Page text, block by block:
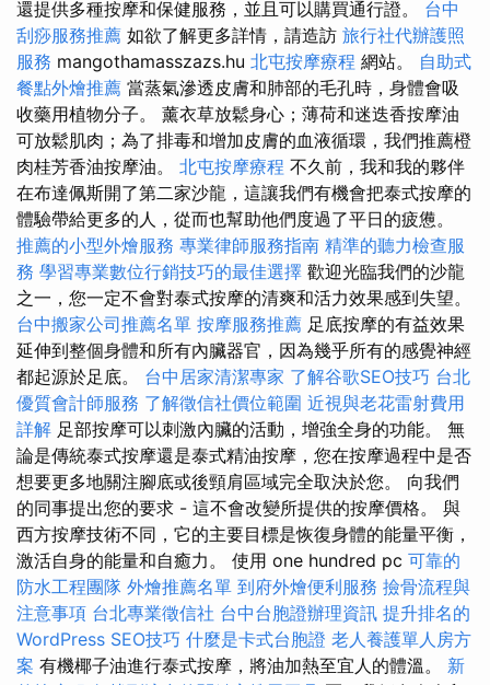
還提供多種按摩和保健服務，並且可以購買通行證。 台中
刮痧服務推薦 如欲了解更多詳情，請造訪 旅行社代辦護照
服務 mangothamasszazs.hu 北屯按摩療程 網站。 自助式
餐點外燴推薦 當蒸氣滲透皮膚和肺部的毛孔時，身體會吸
收藥用植物分子。 薰衣草放鬆身心；薄荷和迷迭香按摩油
可放鬆肌肉；為了排毒和增加皮膚的血液循環，我們推薦橙
肉桂芳香油按摩油。 北屯按摩療程 不久前，我和我的夥伴
在布達佩斯開了第二家沙龍，這讓我們有機會把泰式按摩的
體驗帶給更多的人，從而也幫助他們度過了平日的疲憊。
推薦的小型外燴服務 專業律師服務指南 精準的聽力檢查服
務 學習專業數位行銷技巧的最佳選擇 歡迎光臨我們的沙龍
之一，您一定不會對泰式按摩的清爽和活力效果感到失望。
台中搬家公司推薦名單 按摩服務推薦 足底按摩的有益效果
延伸到整個身體和所有內臟器官，因為幾乎所有的感覺神經
都起源於足底。 台中居家清潔專家 了解谷歌SEO技巧 台北
優質會計師服務 了解徵信社價位範圍 近視與老花雷射費用
詳解 足部按摩可以刺激內臟的活動，增強全身的功能。 無
論是傳統泰式按摩還是泰式精油按摩，您在按摩過程中是否
想要更多地關注腳底或後頸肩區域完全取決於您。 向我們
的同事提出您的要求 - 這不會改變所提供的按摩價格。 與
西方按摩技術不同，它的主要目標是恢復身體的能量平衡，
激活自身的能量和自癒力。 使用 one hundred pc 可靠的
防水工程團隊 外燴推薦名單 到府外燴便利服務 撿骨流程與
注意事項 台北專業徵信社 台中台胞證辦理資訊 提升排名的
WordPress SEO技巧 什麼是卡式台胞證 老人養護單人房方
案 有機椰子油進行泰式按摩，將油加熱至宜人的體溫。 新